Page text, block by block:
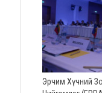
Эрчим Хүчний